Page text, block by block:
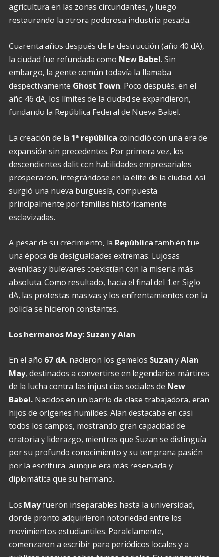
agricultura en las zonas circundantes, y luego
restaurando la otrora poderosa industria pesada.
Cuarenta años después de la destrucción (año 40 dA),
la ciudad fue refundada como New Babel. Sin
embargo, la gente común todavía la llamaba
despectivamente Ghost Town. Poco después, en el
año 46 dA, los límites de la ciudad se expandieron,
fundando la República Federal de Nueva Babel.
La creación de la 1ª república coincidió con una era de
expansión sin precedentes. Por primera vez, los
descendientes dalit con habilidades empresariales
prosperaron, integrándose en la élite de la ciudad. Así
surgió una nueva burguesía, compuesta
principalmente por familias históricamente
esclavizadas.
A pesar de su crecimiento, la República también fue
una época de desigualdades extremas. Lujosas
avenidas y bulevares coexistían con la miseria más
absoluta. Como resultado, hacia el final del 1.er Siglo
dA, las protestas masivas y los enfrentamientos con la
policía se hicieron constantes.
Los hermanos May: Suzan y Alan
En el año 67 dA, nacieron los gemelos Suzan yAlan
May, destinados a convertirse en legendarios mártires
de la lucha contra las injusticias sociales de New
Babel.Nacidos en un barrio de clase trabajadora, eran
hijos de orígenes humildes. Alan destacaba en casi
todos los campos, mostrando gran capacidad de
oratoria y liderazgo, mientras que Suzan se distinguía
por su profundo conocimiento y su temprana pasión
por la escritura, aunque era más reservada y
diplomática que su hermano.
Los Mayfueron inseparables hasta la universidad,
donde pronto adquirieron notoriedad entre los
movimientos estudiantiles. Paralelamente,
comenzaron a escribir para periódicos locales y a